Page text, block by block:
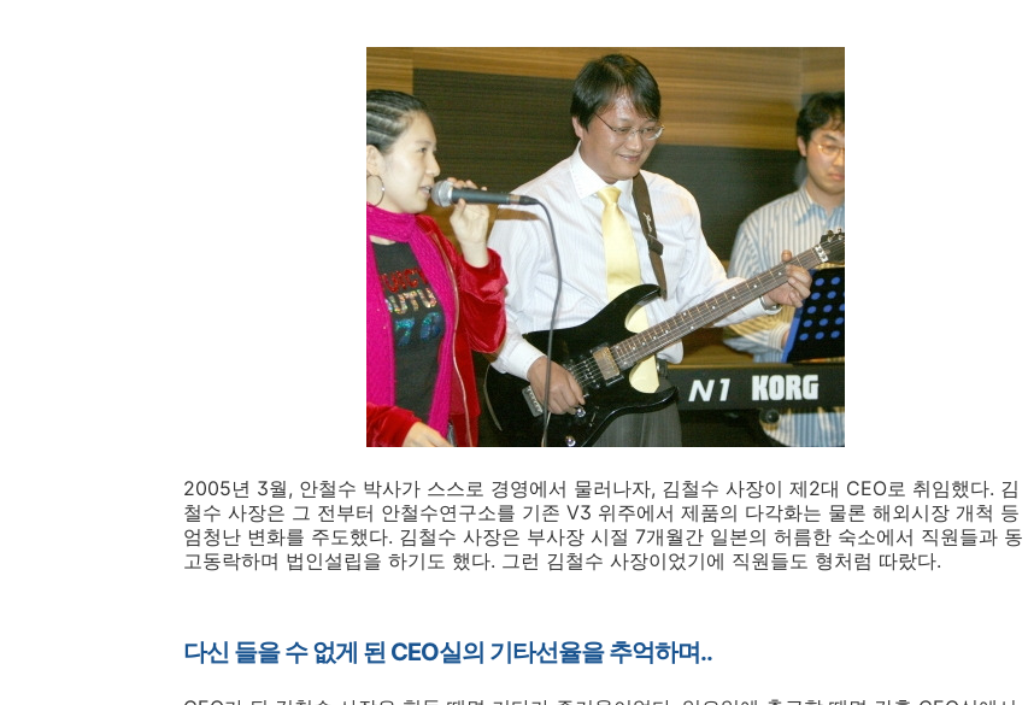
2005년 3월, 안철수 박사가 스스로 경영에서 물러나자, 김철수 사장이 제2대 CEO로 취임했다. 김
철수 사장은 그 전부터 안철수연구소를 기존 V3 위주에서 제품의 다각화는 물론 해외시장 개척 등
엄청난 변화를 주도했다. 김철수 사장은 부사장 시절 7개월간 일본의 허름한 숙소에서 직원들과 동
고동락하며 법인설립을 하기도 했다. 그런 김철수 사장이었기에 직원들도 형처럼 따랐다.
다신 들을 수 없게 된 CEO실의 기타선율을 추억하며..